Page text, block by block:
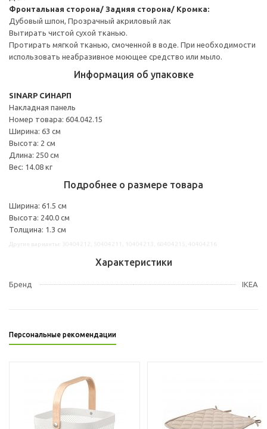
Фронтальная сторона/ Задняя сторона/ Кромка:
Дубовый шпон, Прозрачный акриловый лак
Вытирать чистой сухой тканью.
Протирать мягкой тканью, смоченной в воде. При необходимости
использовать неабразивное моющее средство или мыло.
Информация об упаковке
SINARP СИНАРП
Накладная панель
Номер товара: 604.042.15
Ширина: 63 см
Высота: 2 см
Длина: 250 см
Вес: 14.08 кг
Подробнее о размере товара
Ширина: 61.5 см
Высота: 240.0 см
Толщина: 1.3 см
Характеристики
Бренд IKEA
Персональные рекомендации